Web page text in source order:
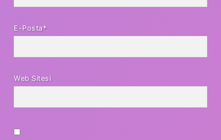
E-Posta*
Web Sitesi